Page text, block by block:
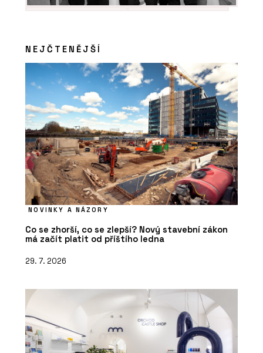
NEJČTENĚJŠÍ
NOVINKY A NÁZORY
Co se zhorší, co se zlepší? Nový stavební zákon
má začít platit od příštího ledna
29. 7. 2026